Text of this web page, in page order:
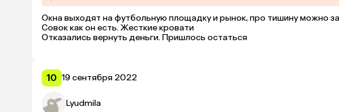
Окна выходят на футбольную площадку и рынок, про тишину можно
Совок как он есть. Жесткие кровати
Отказались вернуть деньги. Пришлось остаться
10 19 сентября 2022
Lyudmila